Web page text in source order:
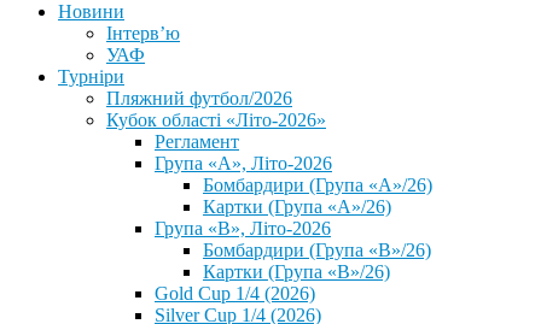
Новини
Інтерв’ю
УАФ
Турніри
Пляжний футбол/2026
Кубок області «Літо-2026»
Регламент
Група «А», Літо-2026
Бомбардири (Група «А»/26)
Картки (Група «А»/26)
Група «В», Літо-2026
Бомбардири (Група «В»/26)
Картки (Група «В»/26)
Gold Cup 1/4 (2026)
Silver Cup 1/4 (2026)